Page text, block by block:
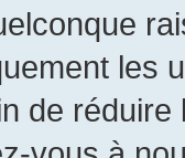
les
de